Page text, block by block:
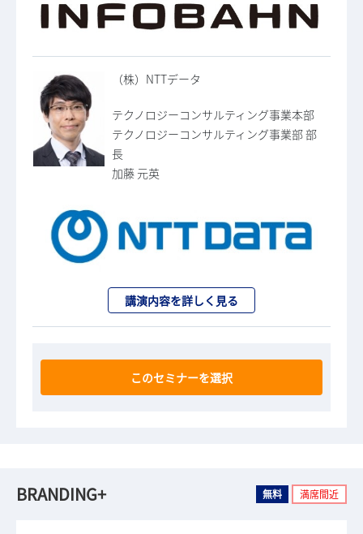
（株）NTTデータ
テクノロジーコンサルティング事業本部
テクノロジーコンサルティング事業部 部
長
加藤 元英
講演内容を詳しく見る
このセミナーを選択
BRANDING+ 無料 満席間近